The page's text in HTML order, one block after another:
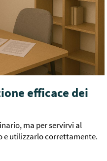
efficace dei
ma per servirvi al
e utilizzarlo correttamente.